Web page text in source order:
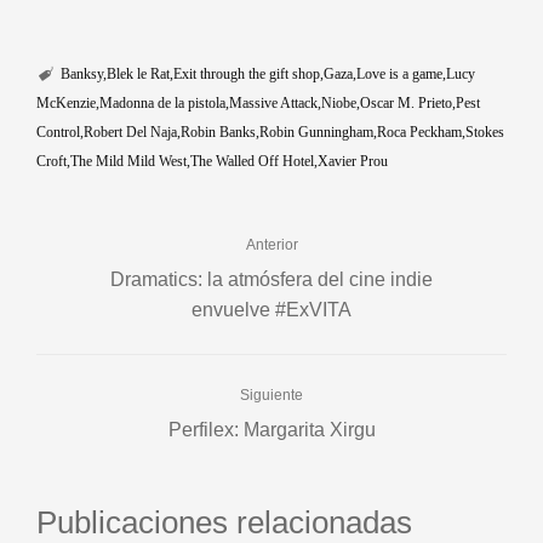
Banksy Blek le Rat Exit through the gift shop Gaza Love is a game Lucy
McKenzie Madonna de la pistola Massive Attack Niobe Oscar M. Prieto Pest
Control Robert Del Naja Robin Banks Robin Gunningham Roca Peckham Stokes
Croft The Mild Mild West The Walled Off Hotel Xavier Prou
Anterior
Dramatics: la atmósfera del cine indie
envuelve #ExVITA
Siguiente
Perfilex: Margarita Xirgu
Publicaciones relacionadas